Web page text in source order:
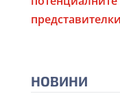
НОВИНИ